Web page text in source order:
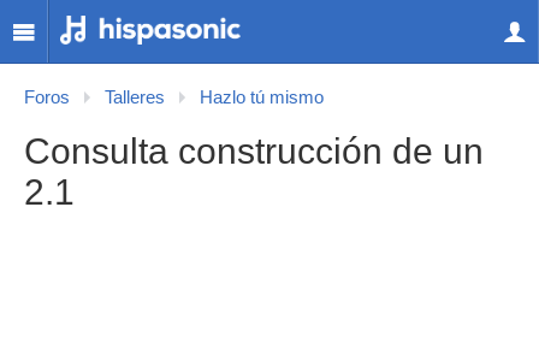
Foros Talleres Hazlo tú mismo
Consulta construcción de un
2.1